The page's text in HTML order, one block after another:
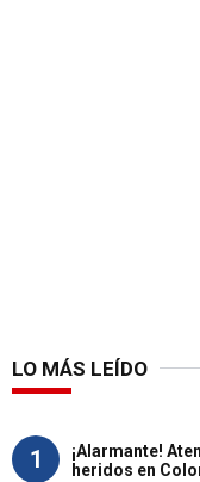
LO MÁS LEÍDO
1
¡Alarmante!
heridos en